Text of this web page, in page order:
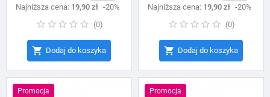
podstawowa
Najniższa cena: 19,90 zł -20%
(0)
 Dodaj do koszyka
podstawowa
Najniższa cena: 19,90 zł -20%
(0)
 Dodaj do koszyka
Promocja Promocja